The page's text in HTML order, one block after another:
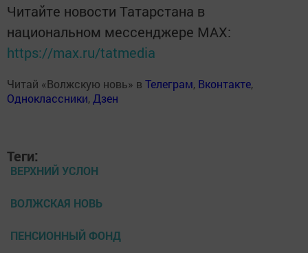
Читайте новости Татарстана в
национальном мессенджере MАХ:
https://max.ru/tatmedia
Читай «Волжскую новь» в Телеграм, Вконтакте,
Одноклассники, Дзен
Теги:
ВЕРХНИЙ УСЛОН
ВОЛЖСКАЯ НОВЬ
ПЕНСИОННЫЙ ФОНД